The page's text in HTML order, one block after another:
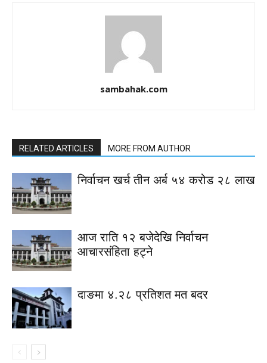
sambahak.com
RELATED ARTICLES MORE FROM AUTHOR
निर्वाचन खर्च तीन अर्ब ५४ करोड २८ लाख
आज राति १२ बजेदेखि निर्वाचन
आचारसंहिता हट्ने
दाङमा ४.२८ प्रतिशत मत बदर